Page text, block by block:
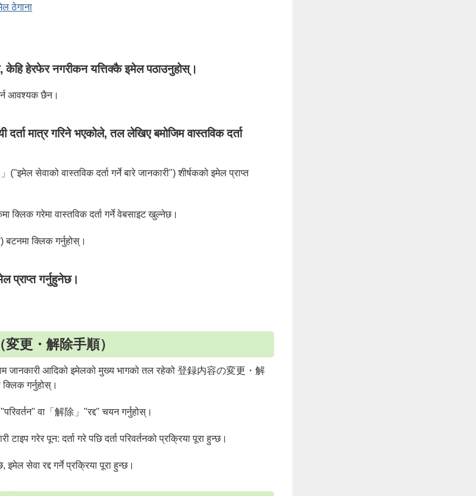
ठेगाना
हेरफेर नगरीकन यत्तिक्कै इमेल पठाउनुहोस्।
आवश्यक छैन।
दर्ता मात्र गरिने भएकोले, तल लेखिए बमोजिम वास्तविक दर्ता
सेवाको वास्तविक दर्ता गर्ने बारे जानकारी") शीर्षकको इमेल प्राप्त
क्लिक गरेमा वास्तविक दर्ता गर्ने वेबसाइट खुल्नेछ।
बटनमा क्लिक गर्नुहोस्।
प्राप्त गर्नुहुनेछ।
（変更・解除手順）
जानकारी आदिको इमेलको मुख्य भागको तल रहेको 登録内容の変更・解
क्लिक गर्नुहोस्।
वा「解除」"रद्द" चयन गर्नुहोस्।
टाइप गरेर पून: दर्ता गरे पछि दर्ता परिवर्तनको प्रक्रिया पूरा हुन्छ।
सेवा रद्द गर्ने प्रक्रिया पूरा हुन्छ।